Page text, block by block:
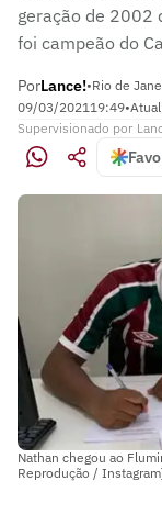
geração de 2002
foi campeão do
PorLance!•Rio de
09/03/202119:49•
Supervisionado por
Nathan chegou ao
Reprodução /